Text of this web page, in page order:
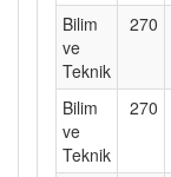
Bilim
ve
Teknik
270
Bilim
ve
Teknik
270